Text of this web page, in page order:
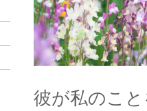
彼が私のこ